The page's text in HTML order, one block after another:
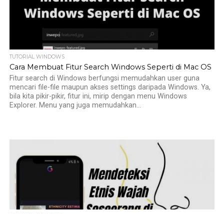
TUTORIAL WINDOWS
Cara Membuat Fitur Search Windows Seperti di Mac OS
Fitur search di Windows berfungsi memudahkan user guna
mencari file-file maupun akses settings daripada Windows. Ya,
bila kita pikir-pikir, fitur ini, mirip dengan menu Windows
Explorer. Menu yang juga memudahkan...